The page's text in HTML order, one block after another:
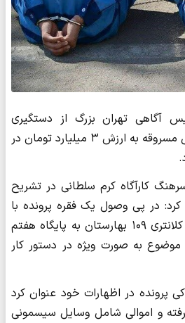
آگاهی تهران بزرگ از دستگیری
سارقان منزل و کشف اموال مسروقه به ارزش ۳ میلیارد تومان در
کارآگاه کرم سلطانی در تشریح
کرد: در پی وصول یک فقره پرونده با
موضوع سرقت از منزل از کلانتری ۱۰۹ بهارستان به پایگاه هفتم
موضوع به صورت ویژه در دستور کار
پرونده در اظهارات خود عنوان کرد
و اموالی شامل وسایل سیسمونی